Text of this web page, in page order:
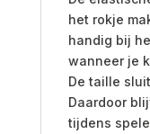
het rokje
handig bij
wanneer je
De taille
Daardoor
tijdens